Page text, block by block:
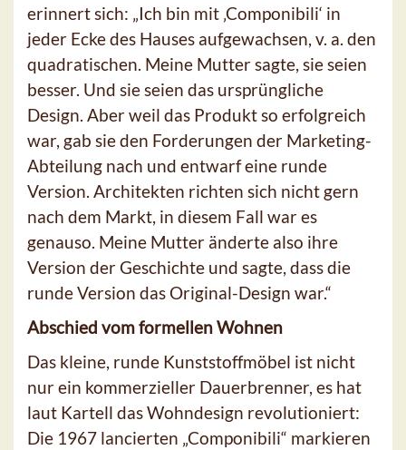
erinnert sich: „Ich bin mit ‚Componibili‘ in
jeder Ecke des Hauses aufgewachsen, v. a. den
quadratischen. Meine Mutter sagte, sie seien
besser. Und sie seien das ursprüngliche
Design. Aber weil das Produkt so erfolgreich
war, gab sie den Forderungen der Marketing-
Abteilung nach und entwarf eine runde
Version. Architekten richten sich nicht gern
nach dem Markt, in diesem Fall war es
genauso. Meine Mutter änderte also ihre
Version der Geschichte und sagte, dass die
runde Version das Original-Design war.“
Abschied vom formellen Wohnen
Das kleine, runde Kunststoffmöbel ist nicht
nur ein kommerzieller Dauerbrenner, es hat
laut Kartell das Wohndesign revolutioniert:
Die 1967 lancierten „Componibili“ markieren